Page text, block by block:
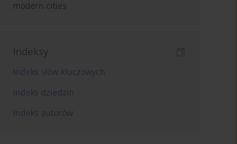
modern cities
Indeksy
Indeks słów kluczowych
Indeks dziedzin
Indeks autorów